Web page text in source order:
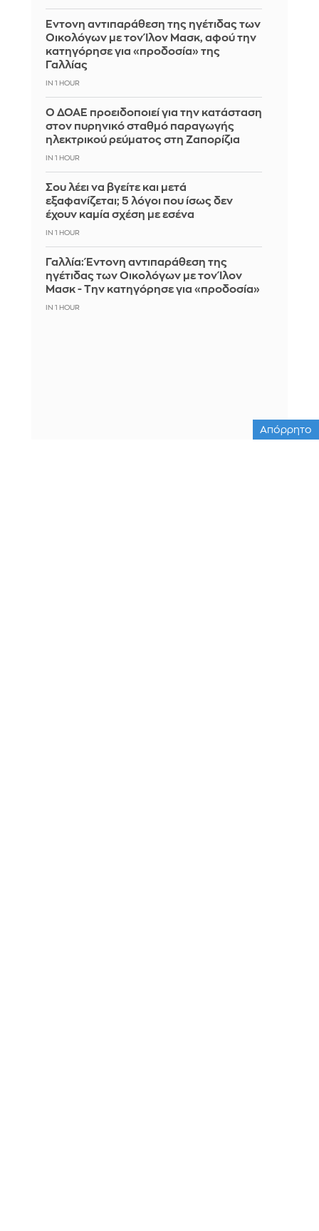
Έντονη αντιπαράθεση της ηγέτιδας των
Οικολόγων με τον Ίλον Μασκ, αφού την
κατηγόρησε για «προδοσία» της
Γαλλίας
IN 1 HOUR
Ο ΔΟΑΕ προειδοποιεί για την κατάσταση
στον πυρηνικό σταθμό παραγωγής
ηλεκτρικού ρεύματος στη Ζαπορίζια
IN 1 HOUR
Σου λέει να βγείτε και μετά
εξαφανίζεται; 5 λόγοι που ίσως δεν
έχουν καμία σχέση με εσένα
IN 1 HOUR
Γαλλία: Έντονη αντιπαράθεση της
ηγέτιδας των Οικολόγων με τον Ίλον
Μασκ - Την κατηγόρησε για «προδοσία»
IN 1 HOUR
Απόρρητο